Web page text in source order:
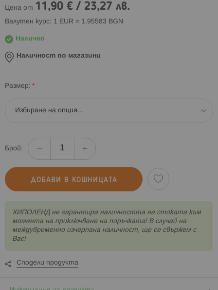
Цена от 11,90 € / 23,27 лв.
Валутен курс: 1 EUR = 1.95583 BGN
Налично
Наличност по магазини
Размер
Брой:
ДОБАВИ В КОШНИЦАТА
XИПОЛЕНД не гарантира наличността на стоката към
момента на приключване на поръчката! В случай на
междувременно изчерпана наличност, ще се свържем с
Вас!
Сподели продукта